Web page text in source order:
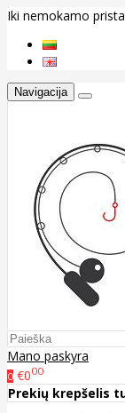
Iki nemokamo
Navigacija
Mano paskyra
0 €000
Prekių krepšelis